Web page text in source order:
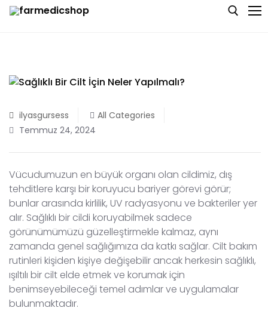
Skip
Anasayfa
Hakkımızda
Blog
ilyasgursess
All Categories
Temmuz 24, 2024
Vücudumuzun en büyük organı olan cildimiz, dış
tehditlere karşı bir koruyucu bariyer görevi görür;
bunlar arasında kirlilik, UV radyasyonu ve bakteriler yer
alır. Sağlıklı bir cildi koruyabilmek sadece
görünümümüzü güzelleştirmekle kalmaz, aynı
zamanda genel sağlığımıza da katkı sağlar. Cilt bakım
rutinleri kişiden kişiye değişebilir ancak herkesin sağlıklı,
ışıltılı bir cilt elde etmek ve korumak için
benimseyebileceği temel adımlar ve uygulamalar
bulunmaktadır.